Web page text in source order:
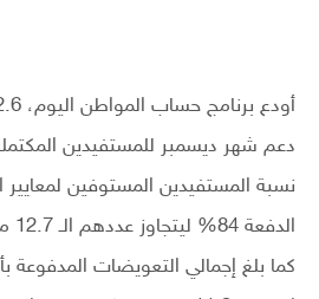
دعم شهر ديسمبر للمستفيدين
نسبة المستفيدين المستوفين
كما بلغ إجمالي التعويضات المدفوعة